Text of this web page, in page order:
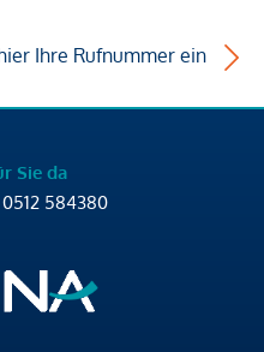
Ihre Rufnummer ein
Sie da
0512 584380